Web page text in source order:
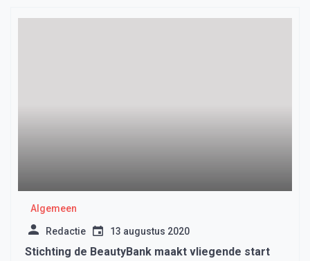
Algemeen
Redactie 13 augustus 2020
Stichting de BeautyBank maakt vliegende start